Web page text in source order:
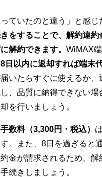
ていたのと違う」と感じ
をすることで、解約違
解約できます。 WiMAX
日以内に返却すれば端末
いたらすぐに使えるか、
、品質に納得できない場
を行いましょう。
数料（3,300円・税込）
。また、8日を過ぎると
金が請求されるため、解
続きしましょう。